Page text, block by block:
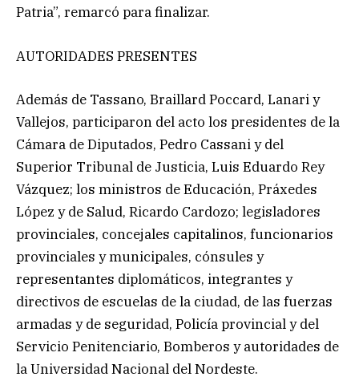
Patria”, remarcó para finalizar.
AUTORIDADES PRESENTES
Además de Tassano, Braillard Poccard, Lanari y
Vallejos, participaron del acto los presidentes de la
Cámara de Diputados, Pedro Cassani y del
Superior Tribunal de Justicia, Luis Eduardo Rey
Vázquez; los ministros de Educación, Práxedes
López y de Salud, Ricardo Cardozo; legisladores
provinciales, concejales capitalinos, funcionarios
provinciales y municipales, cónsules y
representantes diplomáticos, integrantes y
directivos de escuelas de la ciudad, de las fuerzas
armadas y de seguridad, Policía provincial y del
Servicio Penitenciario, Bomberos y autoridades de
la Universidad Nacional del Nordeste.